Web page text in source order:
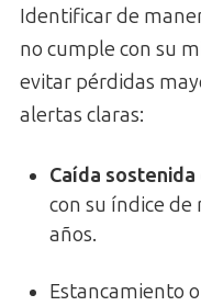
Identificar de
no cumple con su
evitar pérdidas
alertas claras:
Caída
con su índice
años.
Estancamiento o